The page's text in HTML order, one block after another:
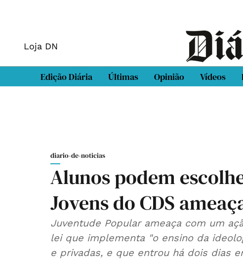
Loja DN
Edição Diária Últimas Opinião Vídeos
diario-de-noticias
Alunos podem
Jovens do CDS
Juventude Popular ameaça com um
lei que implementa "o ensino da
e privadas, e que entrou há dois dias